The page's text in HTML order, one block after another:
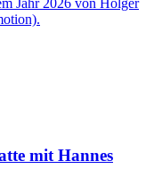
mit Hannes